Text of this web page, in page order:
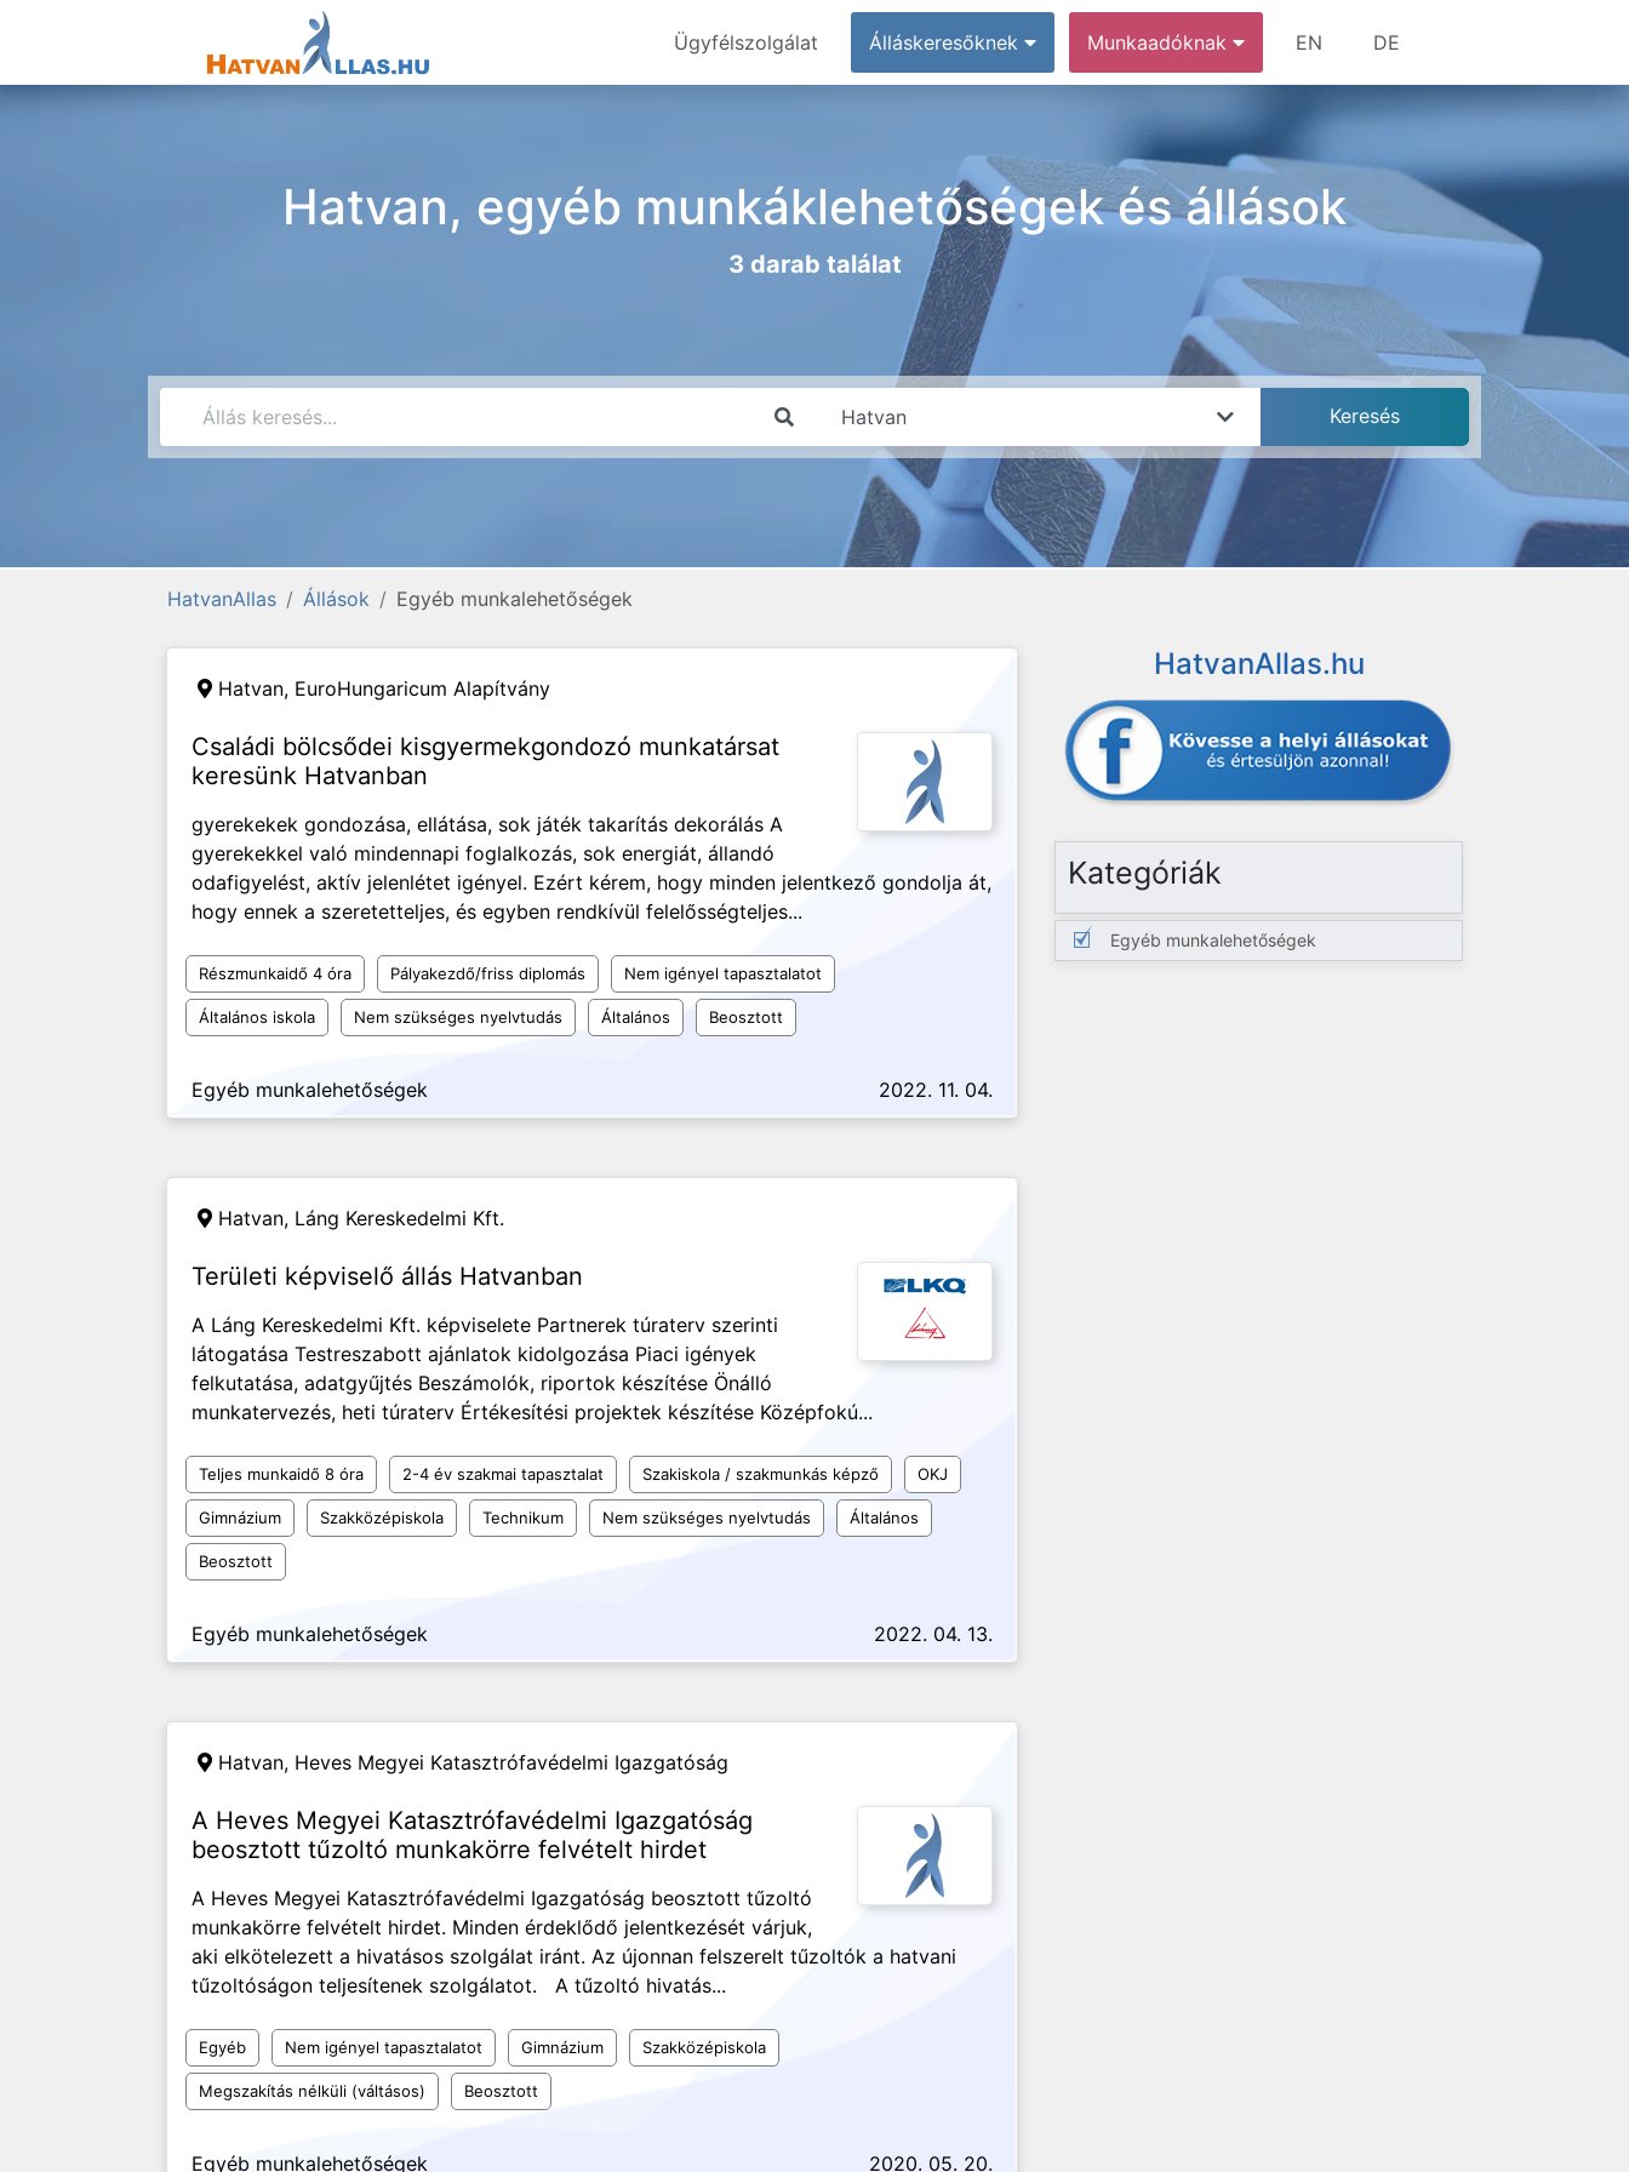
Ügyfélszolgálat Álláskeresőknek Munkaadóknak EN DE
Hatvan, egyéb munkáklehetőségek és állások
3 darab találat
HatvanAllas Állások Egyéb munkalehetőségek
Hatvan, EuroHungaricum Alapítvány
Családi bölcsődei kisgyermekgondozó munkatársat
keresünk Hatvanban
gyerekekek gondozása, ellátása, sok játék takarítás dekorálás A
gyerekekkel való mindennapi foglalkozás, sok energiát, állandó
odafigyelést, aktív jelenlétet igényel. Ezért kérem, hogy minden jelentkező gondolja át,
hogy ennek a szeretetteljes, és egyben rendkívül felelősségteljes...
Részmunkaidő 4 óra Pályakezdő/friss diplomás Nem igényel tapasztalatot
Általános iskola Nem szükséges nyelvtudás Általános Beosztott
Egyéb munkalehetőségek 2022. 11. 04.
Hatvan, Láng Kereskedelmi Kft.
Területi képviselő állás Hatvanban
A Láng Kereskedelmi Kft. képviselete Partnerek túraterv szerinti
látogatása Testreszabott ajánlatok kidolgozása Piaci igények
felkutatása, adatgyűjtés Beszámolók, riportok készítése Önálló
munkatervezés, heti túraterv Értékesítési projektek készítése Középfokú...
Teljes munkaidő 8 óra 2-4 év szakmai tapasztalat Szakiskola / szakmunkás képző OKJ
Gimnázium Szakközépiskola Technikum Nem szükséges nyelvtudás Általános
Beosztott
Egyéb munkalehetőségek 2022. 04. 13.
Hatvan, Heves Megyei Katasztrófavédelmi Igazgatóság
A Heves Megyei Katasztrófavédelmi Igazgatóság
beosztott tűzoltó munkakörre felvételt hirdet
A Heves Megyei Katasztrófavédelmi Igazgatóság beosztott tűzoltó
munkakörre felvételt hirdet. Minden érdeklődő jelentkezését várjuk,
aki elkötelezett a hivatásos szolgálat iránt. Az újonnan felszerelt tűzoltók a hatvani
tűzoltóságon teljesítenek szolgálatot. A tűzoltó hivatás...
Egyéb Nem igényel tapasztalatot Gimnázium Szakközépiskola
Megszakítás nélküli (váltásos) Beosztott
Egyéb munkalehetőségek 2020. 05. 20.
HatvanAllas.hu
Kategóriák
Egyéb munkalehetőségek